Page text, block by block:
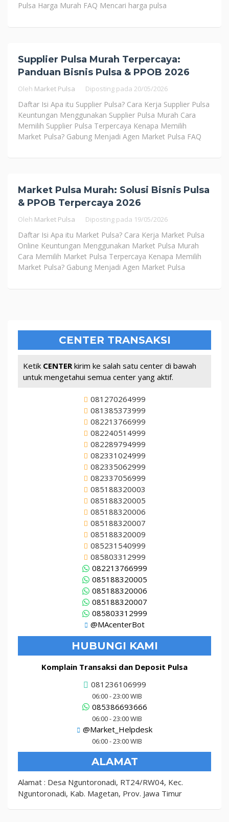
Pulsa Harga Murah FAQ Mencari harga pulsa
Supplier Pulsa Murah Terpercaya:
Panduan Bisnis Pulsa & PPOB 2026
Oleh Market Pulsa Diposting pada 20/05/2026
Daftar Isi Apa itu Supplier Pulsa? Cara Kerja Supplier Pulsa
Keuntungan Menggunakan Supplier Pulsa Murah Cara
Memilih Supplier Pulsa Terpercaya Kenapa Memilih
Market Pulsa? Gabung Menjadi Agen Market Pulsa FAQ
Market Pulsa Murah: Solusi Bisnis Pulsa
& PPOB Terpercaya 2026
Oleh Market Pulsa Diposting pada 19/05/2026
Daftar Isi Apa itu Market Pulsa? Cara Kerja Market Pulsa
Online Keuntungan Menggunakan Market Pulsa Murah
Cara Memilih Market Pulsa Terpercaya Kenapa Memilih
Market Pulsa? Gabung Menjadi Agen Market Pulsa
CENTER TRANSAKSI
Ketik CENTER kirim ke salah satu center di bawah
untuk mengetahui semua center yang aktif.
081270264999
081385373999
082213766999
082240514999
082289794999
082331024999
082335062999
082337056999
085188320003
085188320005
085188320006
085188320007
085188320009
085231540999
085803312999
082213766999
085188320005
085188320006
085188320007
085803312999
@MAcenterBot
HUBUNGI KAMI
Komplain Transaksi dan Deposit Pulsa
081236106999
06:00 - 23:00 WIB
085386693666
06:00 - 23:00 WIB
@Market_Helpdesk
06:00 - 23:00 WIB
ALAMAT
Alamat : Desa Nguntoronadi, RT24/RW04, Kec.
Nguntoronadi, Kab. Magetan, Prov. Jawa Timur